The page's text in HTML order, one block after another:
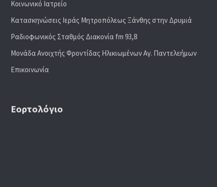
Κοινωνικό Ιατρείο
Κατασκηνώσεις Ιεράς Μητροπόλεως Ξάνθης στην Δρυμιά
Ραδιoφωνικός Σταθμός Διακονία fm 93,8
Μονάδα Ανοιχτής Φροντίδας Ηλικιωμένων Αγ. Παντελεήμων
Επικοινωνία
Εορτολόγιο